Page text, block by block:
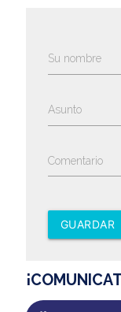
Su nombre
Asunto
Comentario
GUARDAR